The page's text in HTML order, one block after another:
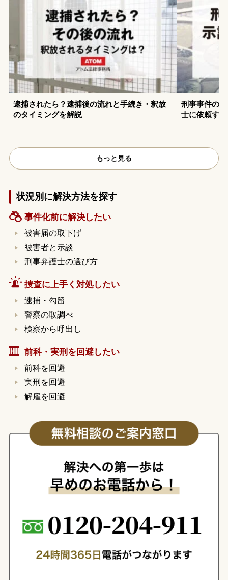
逮捕されたら？逮捕後の流れと手続き・釈放
のタイミングを解説
刑事事件の
士に依頼す
もっと見る
状況別に解決方法を探す
事件化前に解決したい
被害届の取下げ
被害者と示談
刑事弁護士の選び方
捜査に上手く対処したい
逮捕・勾留
警察の取調べ
検察から呼出し
前科・実刑を回避したい
前科を回避
実刑を回避
解雇を回避